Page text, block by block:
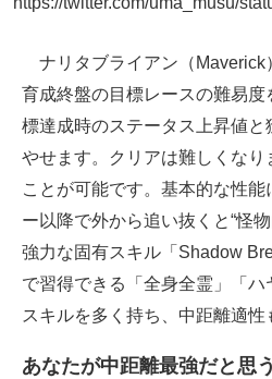
ナリタブライアン（Maverick
育成終盤の目標レースの難易度
標達成時のステータス上昇値
やせます。クリアは難しくなり
ことが可能です。基本的な性
ー以降で外から追い抜くと“怪
強力な固有スキル「Shadow
で習得できる「全身全霊」「
スキルを多く持ち、中距離適性
あなたが中距離最強だと思